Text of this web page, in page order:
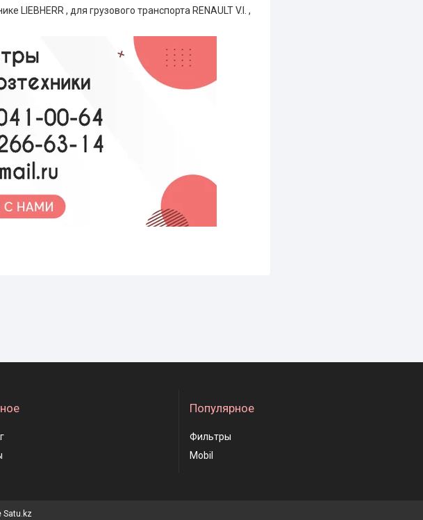
, для грузового транспорта RENAULT V.I. ,
Популярное
Фильтры
Mobil
Satu.kz